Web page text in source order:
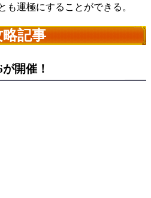
も運極にすることができる。
記事
開催！